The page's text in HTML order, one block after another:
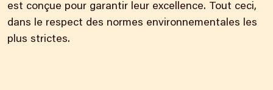
est conçue pour garantir leur excellence. Tout ceci,
dans le respect des normes environnementales les
plus strictes.